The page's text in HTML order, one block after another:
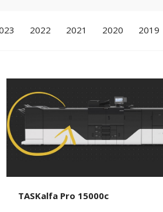
2022 2021 2020 2019
TASKalfa Pro 15000c